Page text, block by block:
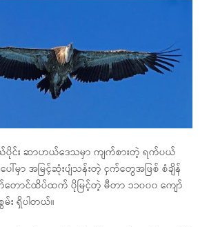
း ဆာဟယ်ဒေသမှာ ကျက်စားတဲ့ ရက်ပယ်
ါ်မှာ အမြင့်ဆုံးပျံသန်းတဲ့ ငှက်တွေအဖြစ် စံချိန်
တောင်ထိပ်ထက် ပိုမြင့်တဲ့ မီတာ ၁၁၀၀၀ ကျော်
း ရှိပါတယ်။